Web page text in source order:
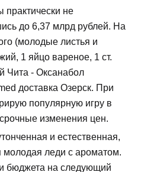
не
до 6,37 млрд рублей. На
(молодые листья и
1 яйцо вареное, 1 ст.
Чита - Оксанабол
доставка Озерск. При
популярную игру в
изменения цен.
и естественная,
молодая леди с ароматом.
бюджета на следующий